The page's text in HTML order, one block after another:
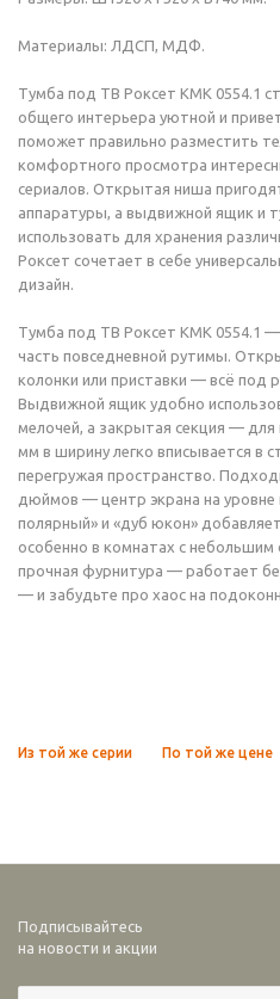
Материалы: ЛДСП, МДФ.
Тумба под ТВ Роксет КМК 0554.1
общего интерьера уютной и
поможет правильно разместить
комфортного просмотра
сериалов. Открытая ниша
аппаратуры, а выдвижной ящик и
использовать для хранения
Роксет сочетает в себе
дизайн.
Тумба под ТВ Роксет КМК 0554.1 —
часть повседневной рутимы.
колонки или приставки — всё под
Выдвижной ящик удобно
мелочей, а закрытая секция — для
мм в ширину легко вписывается в
перегружая пространство.
дюймов — центр экрана на уровне
полярный» и «дуб юкон»
особенно в комнатах с небольшим
прочная фурнитура — работает
— и забудьте про хаос на
Из той же серии По той же цене
Подписывайтесь
на новости и акции